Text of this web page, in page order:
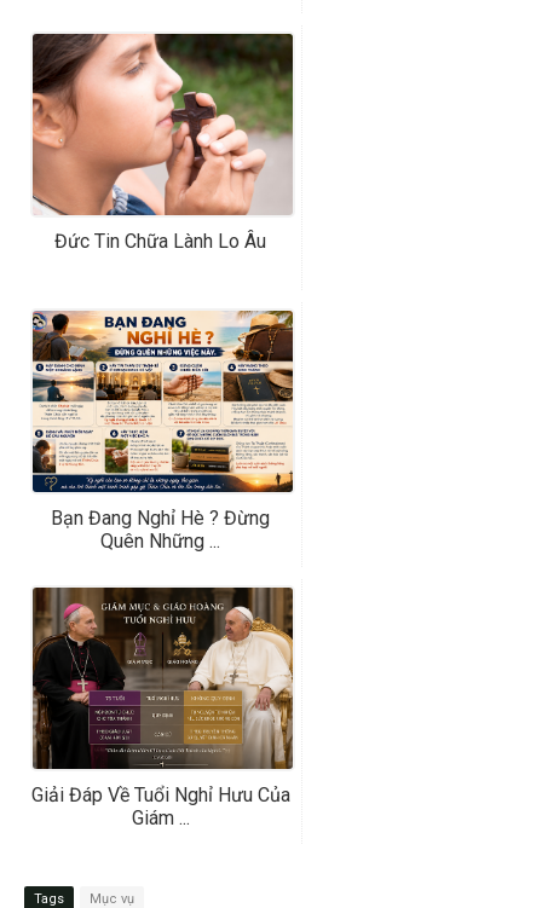
Đức Tin Chữa Lành Lo Âu
Bạn Đang Nghỉ Hè ? Đừng
Quên Những ...
Giải Đáp Về Tuổi Nghỉ Hưu Của
Giám ...
Tags Mục vụ